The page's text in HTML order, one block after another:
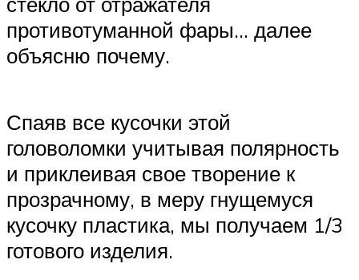
противотуманной фары… далее
объясню почему.
Спаяв все кусочки этой
головоломки учитывая полярность
и приклеивая свое творение к
прозрачному, в меру гнущемуся
кусочку пластика, мы получаем 1/3
готового изделия.